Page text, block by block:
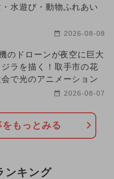
水遊び・動物ふれあい
2026-08-08
のドローンが夜空に巨大
ラを描く！取手市の花
会で光のアニメーション
2026-08-07
もっとみる
ンキング